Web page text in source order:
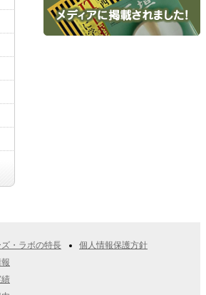
・ラボの特長
個人情報保護方針